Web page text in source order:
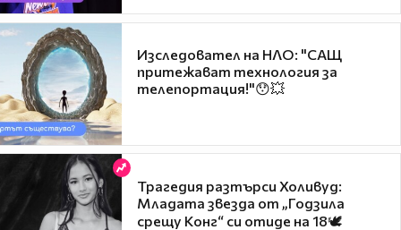
Изследовател на НЛО: "САЩ
притежават технология за
телепортация!"😯💥
Трагедия разтърси Холивуд:
Младата звезда от „Годзила
срещу Конг“ си отиде на 18🕊️